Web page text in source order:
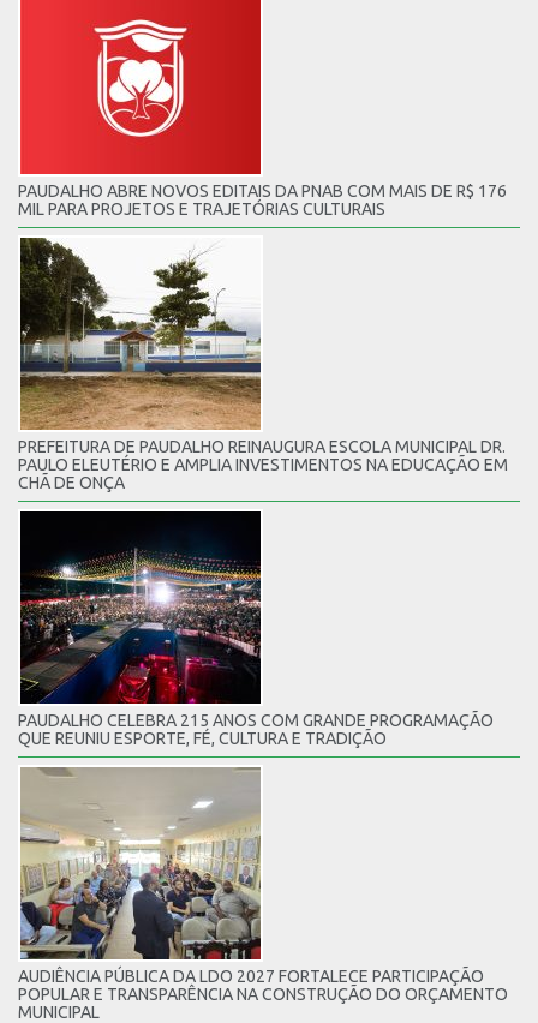
PAUDALHO ABRE NOVOS EDITAIS DA PNAB COM MAIS DE R$ 176
MIL PARA PROJETOS E TRAJETÓRIAS CULTURAIS
PREFEITURA DE PAUDALHO REINAUGURA ESCOLA MUNICIPAL DR.
PAULO ELEUTÉRIO E AMPLIA INVESTIMENTOS NA EDUCAÇÃO EM
CHÃ DE ONÇA
PAUDALHO CELEBRA 215 ANOS COM GRANDE PROGRAMAÇÃO
QUE REUNIU ESPORTE, FÉ, CULTURA E TRADIÇÃO
AUDIÊNCIA PÚBLICA DA LDO 2027 FORTALECE PARTICIPAÇÃO
POPULAR E TRANSPARÊNCIA NA CONSTRUÇÃO DO ORÇAMENTO
MUNICIPAL